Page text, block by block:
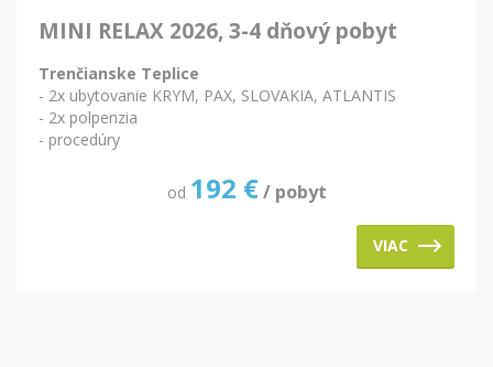
MINI RELAX 2026, 3-4 dňový pobyt
Trenčianske Teplice
- 2x ubytovanie KRYM, PAX, SLOVAKIA, ATLANTIS
- 2x polpenzia
- procedúry
od 192 € / pobyt
VIAC